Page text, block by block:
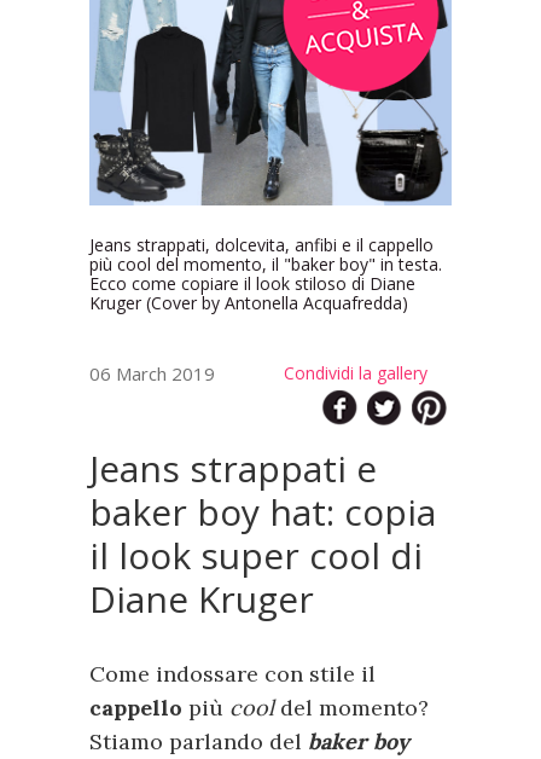
Jeans strappati, dolcevita, anfibi e il cappello
più cool del momento, il "baker boy" in testa.
Ecco come copiare il look stiloso di Diane
Kruger (Cover by Antonella Acquafredda)
06 March 2019 Condividi la gallery
Jeans strappati e
baker boy hat: copia
il look super cool di
Diane Kruger
Come indossare con stile il
cappello più cooldel momento?
Stiamo parlando del baker boy